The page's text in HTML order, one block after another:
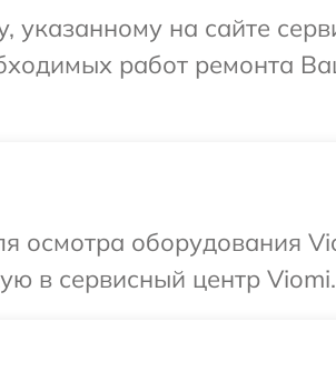
на сайте
работ ремонта
осмотра оборудования
в сервисный центр Viomi.